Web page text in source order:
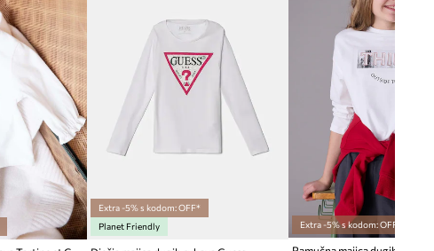
Extra -5% s kodom: OFF*
Planet Friendly
Extra -5% s kodom: OFF*